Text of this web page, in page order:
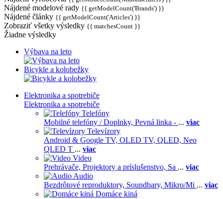
Nájdené modelové rady {{ getModelCount('Brands') }}
Nájdené články {{ getModelCount('Articles') }}
Zobraziť všetky výsledky {{ matchesCount }}
Žiadne výsledky
Výbava na leto
Bicykle a kolobežky
Elektronika a spotrebiče
Elektronika a spotrebiče
Telefóny
Mobilné telefóny / Doplnky, Pevná linka - ... viac
Televízory
Android & Google TV, OLED TV, QLED, Neo
QLED T ... viac
Video
Prehrávače, Projektory a príslušenstvo, Sa ... viac
Audio
Bezdrôtové reproduktory, Soundbary, Mikro/Mi ... viac
Domáce kiná